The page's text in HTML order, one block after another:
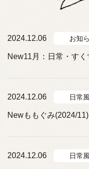
2024.12.06 お知
New11月：日常・す
2024.12.06 日常
Newももぐみ(2024/11)
2024.12.06 日常